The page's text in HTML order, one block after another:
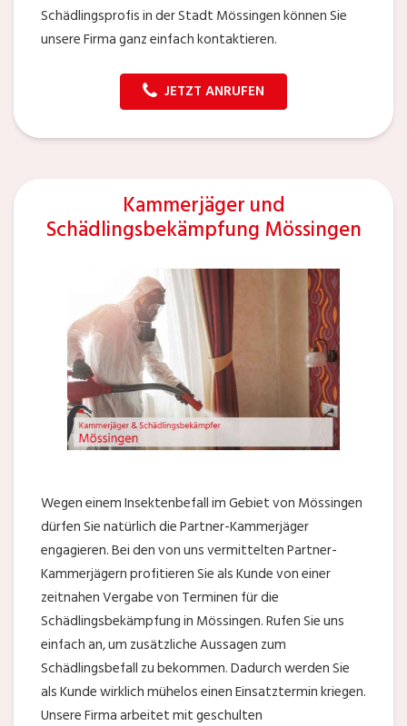
Schädlingsprofis in der Stadt Mössingen können Sie
unsere Firma ganz einfach kontaktieren.
JETZT ANRUFEN
Kammerjäger und
Schädlingsbekämpfung Mössingen
Wegen einem Insektenbefall im Gebiet von Mössingen
dürfen Sie natürlich die Partner-Kammerjäger
engagieren. Bei den von uns vermittelten Partner-
Kammerjägern profitieren Sie als Kunde von einer
zeitnahen Vergabe von Terminen für die
Schädlingsbekämpfung in Mössingen. Rufen Sie uns
einfach an, um zusätzliche Aussagen zum
Schädlingsbefall zu bekommen. Dadurch werden Sie
als Kunde wirklich mühelos einen Einsatztermin kriegen.
Unsere Firma arbeitet mit geschulten